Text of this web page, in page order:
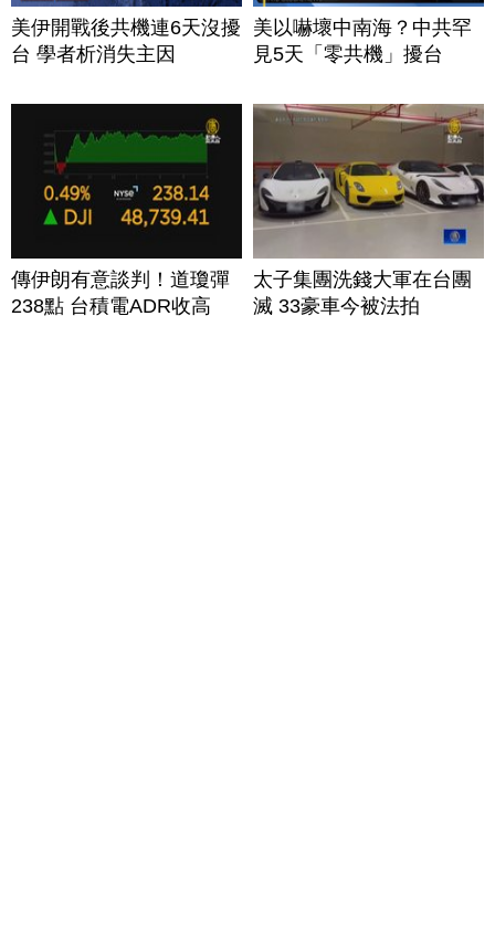
美伊開戰後共機連6天沒擾
台 學者析消失主因
美以嚇壞中南海？中共罕
見5天「零共機」擾台
傳伊朗有意談判！道瓊彈
238點 台積電ADR收高
太子集團洗錢大軍在台團
滅 33豪車今被法拍